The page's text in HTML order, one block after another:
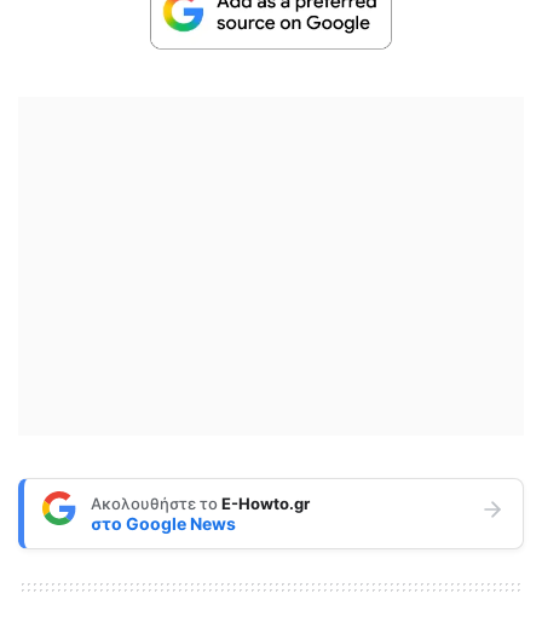
Ακολουθήστε τοE-Howto.gr
στο Google News